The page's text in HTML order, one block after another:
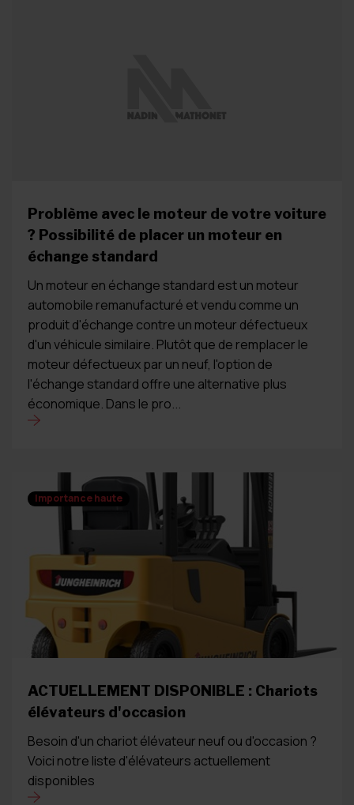
Problème avec le moteur de votre voiture
? Possibilité de placer un moteur en
échange standard
Un moteur en échange standard est un moteur
automobile remanufacturé et vendu comme un
produit d'échange contre un moteur défectueux
d'un véhicule similaire. Plutôt que de remplacer le
moteur défectueux par un neuf, l'option de
l'échange standard offre une alternative plus
économique. Dans le pro...
Importance haute
ACTUELLEMENT DISPONIBLE : Chariots
élévateurs d'occasion
Besoin d'un chariot élévateur neuf ou d'occasion ?
Voici notre liste d'élévateurs actuellement
disponibles